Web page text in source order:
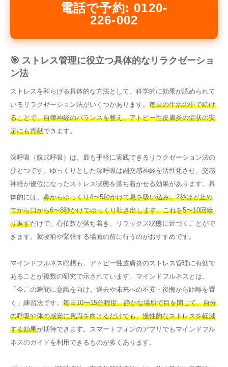
電話で予約: 0120-
226-002
🎯 ストレス管理に役立つ具体的なリラクゼーショ
ン法
ストレスを和らげる具体的な方法として、科学的に効果が認められて
いるリラクゼーション法がいくつかあります。 毎日の生活の中で続け
ることで、自律神経のバランスを整え、アトピー性皮膚炎の症状の安
定にも貢献できます。
深呼吸（腹式呼吸）は、最も手軽に実践できるリラクゼーション法の
ひとつです。ゆっくりとした深呼吸は副交感神経を活性化させ、交感
神経が優位になったストレス状態を落ち着かせる効果があります。具
体的には、 鼻からゆっくり4〜5秒かけて息を吸い込み、2秒ほど止め
てから口から6〜8秒かけてゆっくり吐き出します。これを5〜10回繰
り返すだけで、心拍数が落ち着き、リラックス状態に近づくことがで
きます。就寝前や緊張する場面の前に行うのがおすすめです。
マインドフルネス瞑想も、アトピー性皮膚炎のストレス管理に有効で
あることが複数の研究で示されています。マインドフルネスとは、
「今この瞬間に意識を向け、過去や未来への不安・後悔から距離を置
く」練習法です。 毎日10〜15分程度、静かな場所で目を閉じて、自分
の呼吸や体の感覚に意識を向けるだけでも、慢性的なストレスを軽減
する効果が期待できます。スマートフォンのアプリでもマインドフル
ネスのガイドを利用できるものが多くあります。